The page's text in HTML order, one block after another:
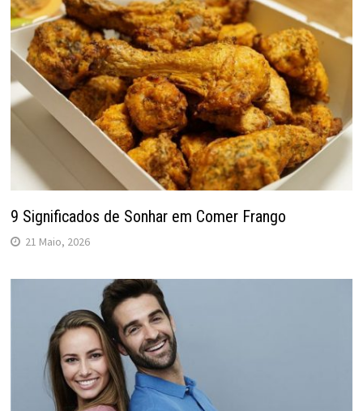
9 Significados de Sonhar em Comer Frango
21 Maio, 2026